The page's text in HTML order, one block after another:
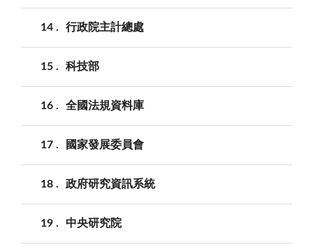
14 行政院主計總處
15 科技部
16 全國法規資料庫
17 國家發展委員會
18 政府研究資訊系統
19 中央研究院